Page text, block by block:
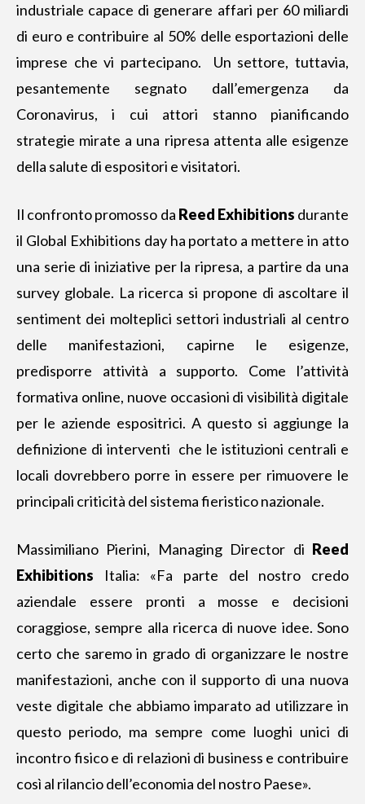
industriale capace di generare affari per 60 miliardi
di euro e contribuire al 50% delle esportazioni delle
imprese che vi partecipano. Un settore, tuttavia,
pesantemente segnato dall’emergenza da
Coronavirus, i cui attori stanno pianificando
strategie mirate a una ripresa attenta alle esigenze
della salute di espositori e visitatori.
Il confronto promosso da Reed Exhibitions durante
il Global Exhibitions day ha portato a mettere in atto
una serie di iniziative per la ripresa, a partire da una
survey globale. La ricerca si propone di ascoltare il
sentiment dei molteplici settori industriali al centro
delle manifestazioni, capirne le esigenze,
predisporre attività a supporto. Come l’attività
formativa online, nuove occasioni di visibilità digitale
per le aziende espositrici. A questo si aggiunge la
definizione di interventi che le istituzioni centrali e
locali dovrebbero porre in essere per rimuovere le
principali criticità del sistema fieristico nazionale.
Massimiliano Pierini, Managing Director di Reed
Exhibitions Italia: «Fa parte del nostro credo
aziendale essere pronti a mosse e decisioni
coraggiose, sempre alla ricerca di nuove idee. Sono
certo che saremo in grado di organizzare le nostre
manifestazioni, anche con il supporto di una nuova
veste digitale che abbiamo imparato ad utilizzare in
questo periodo, ma sempre come luoghi unici di
incontro fisico e di relazioni di business e contribuire
così al rilancio dell’economia del nostro Paese».